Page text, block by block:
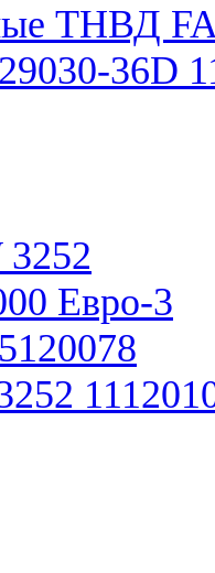
ТНВД
36D